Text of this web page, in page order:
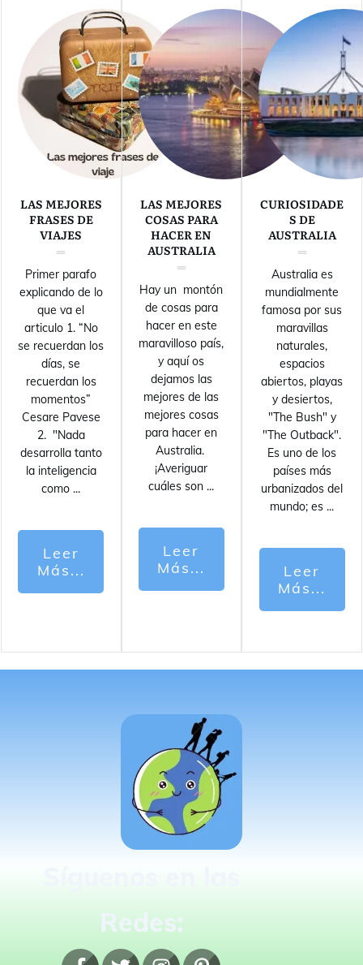
LAS MEJORES
FRASES DE
VIAJES
Primer parafo
explicando de lo
que va el
articulo 1. “No
se recuerdan los
días, se
recuerdan los
momentos”
Cesare Pavese
2. "Nada
desarrolla tanto
la inteligencia
como ...
Leer
Más...
LAS MEJORES
COSAS PARA
HACER EN
AUSTRALIA
Hay un montón
de cosas para
hacer en este
maravilloso país,
y aquí os
dejamos las
mejores de las
mejores cosas
para hacer en
Australia.
¡Averiguar
cuáles son ...
Leer
Más...
CURIOSIDADE
S DE
AUSTRALIA
Australia es
mundialmente
famosa por sus
maravillas
naturales,
espacios
abiertos, playas
y desiertos,
"The Bush" y
"The Outback".
Es uno de los
países más
urbanizados del
mundo; es ...
Leer
Más...
Redes: